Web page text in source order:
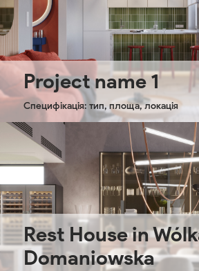
Project name 1
Специфікація: тип, площа, локація
Rest House in
Domaniowska